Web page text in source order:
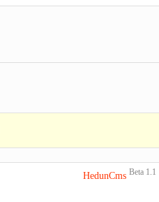
HedunCms Beta 1.1